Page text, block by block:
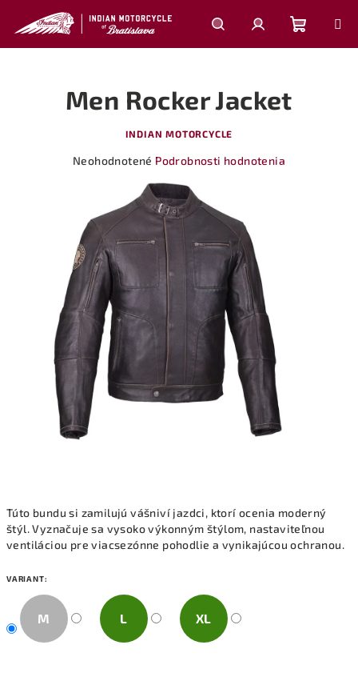
obsah
HľadaťPrihlásenie
Túto bundu si zamilujú vášniví jazdci, ktorí ocenia moderný
štýl. Vyznačuje sa vysoko výkonným štýlom, nastaviteľnou
ventiláciou pre viacsezónne pohodlie a vynikajúcou ochranou.
VARIANT:
M L XL
Men Rocker Jacket
INDIAN MOTORCYCLE
Priemerné
0,0
5
hviezdičiek.
Neohodnotené Podrobnosti hodnotenia